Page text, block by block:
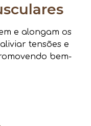
e alongam os
tensões e
bem-